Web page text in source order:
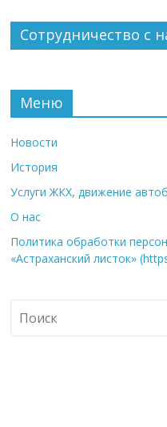
Сотрудничество с
Меню
Новости
История
Услуги ЖКХ, движение
О нас
Политика обработки
«Астраханский листок»